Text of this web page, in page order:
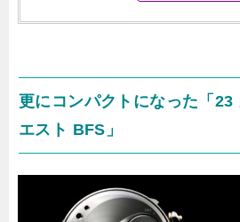
更にコンパクトになった「23
エスト BFS」